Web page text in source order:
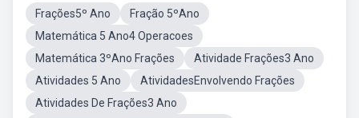
Frações5º Ano
Fração 5ºAno
Matemática 5 Ano4 Operacoes
Matemática 3ºAno Frações
Atividade Frações3 Ano
Atividades 5 Ano
AtividadesEnvolvendo Frações
Atividades De Frações3 Ano